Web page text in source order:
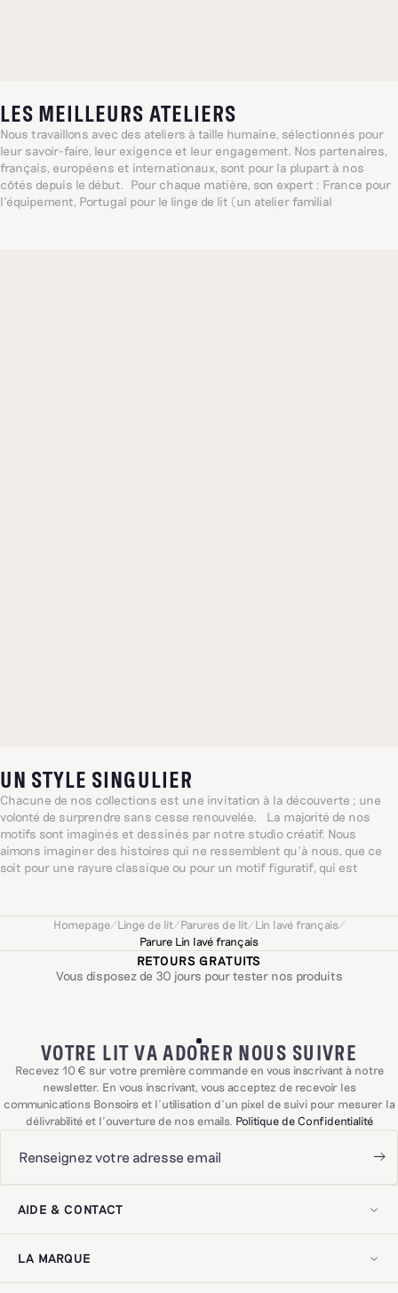
LES MEILLEURS ATELIERS
Nous travaillons avec des ateliers à taille humaine, sélectionnés pour
leur savoir-faire, leur exigence et leur engagement. Nos partenaires,
français, européens et internationaux, sont pour la plupart à nos
côtés depuis le début. Pour chaque matière, son expert : France pour
l’équipement, Portugal pour le linge de lit (un atelier familial
UN STYLE SINGULIER
Chacune de nos collections est une invitation à la découverte ; une
volonté de surprendre sans cesse renouvelée. La majorité de nos
motifs sont imaginés et dessinés par notre studio créatif. Nous
aimons imaginer des histoires qui ne ressemblent qu’à nous, que ce
soit pour une rayure classique ou pour un motif figuratif, qui est
avec cœur et intuition.
Homepage/Linge de lit/Parures de lit/Lin lavé français/
Parure Lin lavé français
RETOURS GRATUITS
Vous disposez de 30 jours pour tester nos produits
VOTRE LIT VA ADORER NOUS SUIVRE
Recevez 10 € sur votre première commande en vous inscrivant à notre
newsletter. En vous inscrivant, vous acceptez de recevoir les
communications Bonsoirs et l'utilisation d'un pixel de suivi pour mesurer la
délivrabilité et l'ouverture de nos emails. Politique de Confidentialité
AIDE & CONTACT
Contactez-nous !
Livraison & retours
Effectuer un retour
LA MARQUE